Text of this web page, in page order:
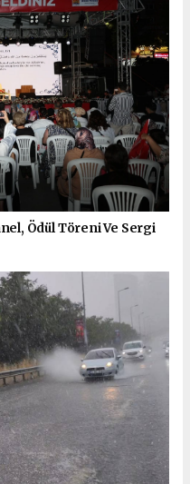
Ödül Töreni Ve Sergi